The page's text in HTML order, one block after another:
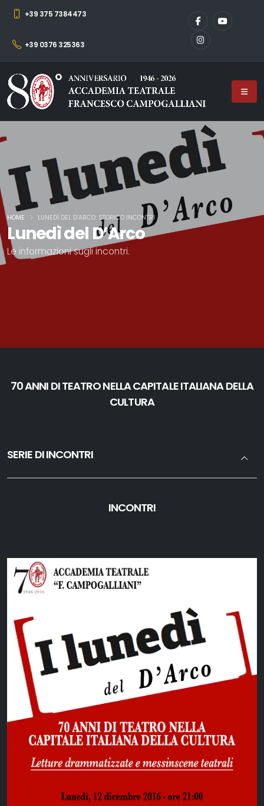
+39 375 7384473
+39 0376 325363
Lunedì del D’Arco
Le informazioni sugli incontri.
HOME LUNEDÌ DEL D’ARCO: STORICO INCONTRI
70 ANNI DI TEATRO NELLA CAPITALE ITALIANA DELLA
CULTURA
INCONTRI
WEBSITES
BRANDS
MEDIAS
SERIE DI INCONTRI